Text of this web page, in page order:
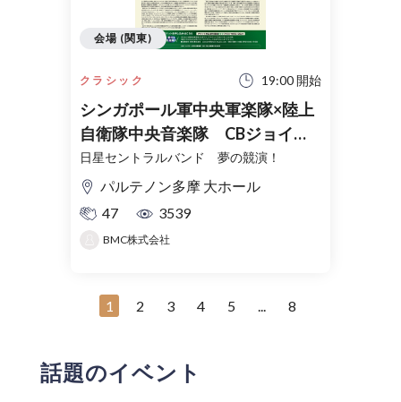
クラシック 19:00 開始
シンガポール軍中央軍楽隊×陸上
自衛隊中央音楽隊 CBジョイン
トコンサート
日星セントラルバンド 夢の競演！
パルテノン多摩 大ホール
47
3539
BMC株式会社
会場 (関東)
1 2 3 4 5 ... 8
話題のイベント